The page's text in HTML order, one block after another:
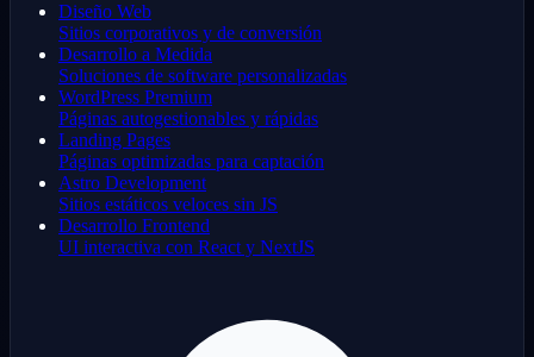
Diseño Web
Sitios corporativos y de conversión
Desarrollo a Medida
Soluciones de software personalizadas
WordPress Premium
Páginas autogestionables y rápidas
Landing Pages
Páginas optimizadas para captación
Astro Development
Sitios estáticos veloces sin JS
Desarrollo Frontend
UI interactiva con React y NextJS